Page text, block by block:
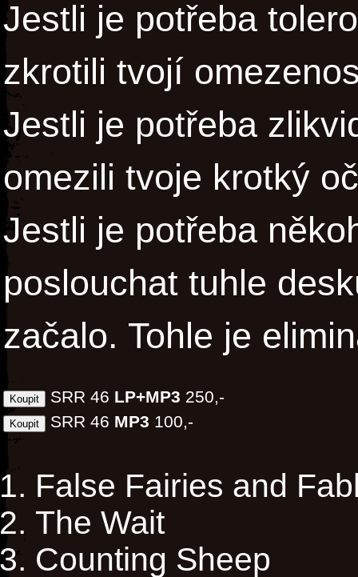
Jestli je potřeba
zkrotili tvojí
Jestli je potřeba
omezili tvoje krotký
Jestli je potřeba
poslouchat tuhle
začalo. Tohle je
SRR 46 LP+MP3 250,-
SRR 46 MP3 100,-
False Fairies and
The Wait
Counting Sheep